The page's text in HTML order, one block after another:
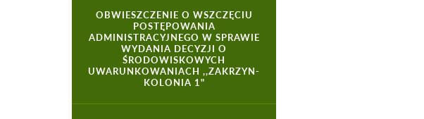
OBWIESZCZENIE O WSZCZĘCIU
POSTĘPOWANIA
ADMINISTRACYJNEGO W SPRAWIE
WYDANIA DECYZJI O
ŚRODOWISKOWYCH
UWARUNKOWANIACH ,,ZAKRZYN-
KOLONIA 1"